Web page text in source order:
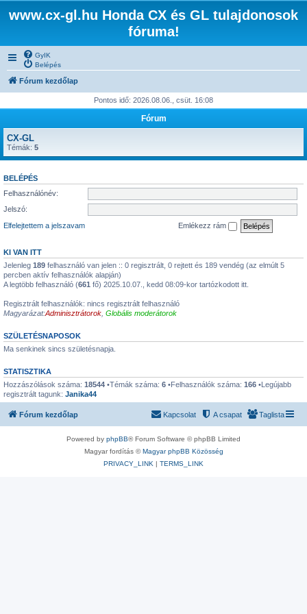
www.cx-gl.hu Honda CX és GL tulajdonosok
fóruma!
GyIK
Belépés
Fórum kezdőlap
Pontos idő: 2026.08.06., csüt. 16:08
Fórum
CX-GL
Témák: 5
BELÉPÉS
Felhasználónév:
Jelszó:
Elfelejtettem a jelszavam
Emlékezz rám
KI VAN ITT
Jelenleg 189 felhasználó van jelen :: 0 regisztrált, 0 rejtett és 189 vendég (az elmúlt 5
percben aktív felhasználók alapján)
A legtöbb felhasználó (661 fő) 2025.10.07., kedd 08:09-kor tartózkodott itt.
Regisztrált felhasználók: nincs regisztrált felhasználó
Magyarázat:Adminisztrátorok Globális moderátorok
SZÜLETÉSNAPOSOK
Ma senkinek sincs születésnapja.
STATISZTIKA
Hozzászólások száma: 18544 •Témák száma: 6 •Felhasználók száma: 166 •Legújabb
regisztrált tagunk: Janika44
Fórum kezdőlap Taglista
A csapat
Kapcsolat
Powered by phpBB® Forum Software © phpBB Limited
Magyar fordítás ©Magyar phpBB Közösség
PRIVACY_LINK | TERMS_LINK